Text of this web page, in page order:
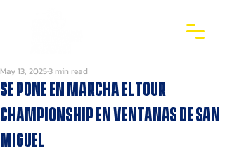
Se pone en marcha el Tour
Championship en Ventanas de San
Miguel
May 13, 20253 min read